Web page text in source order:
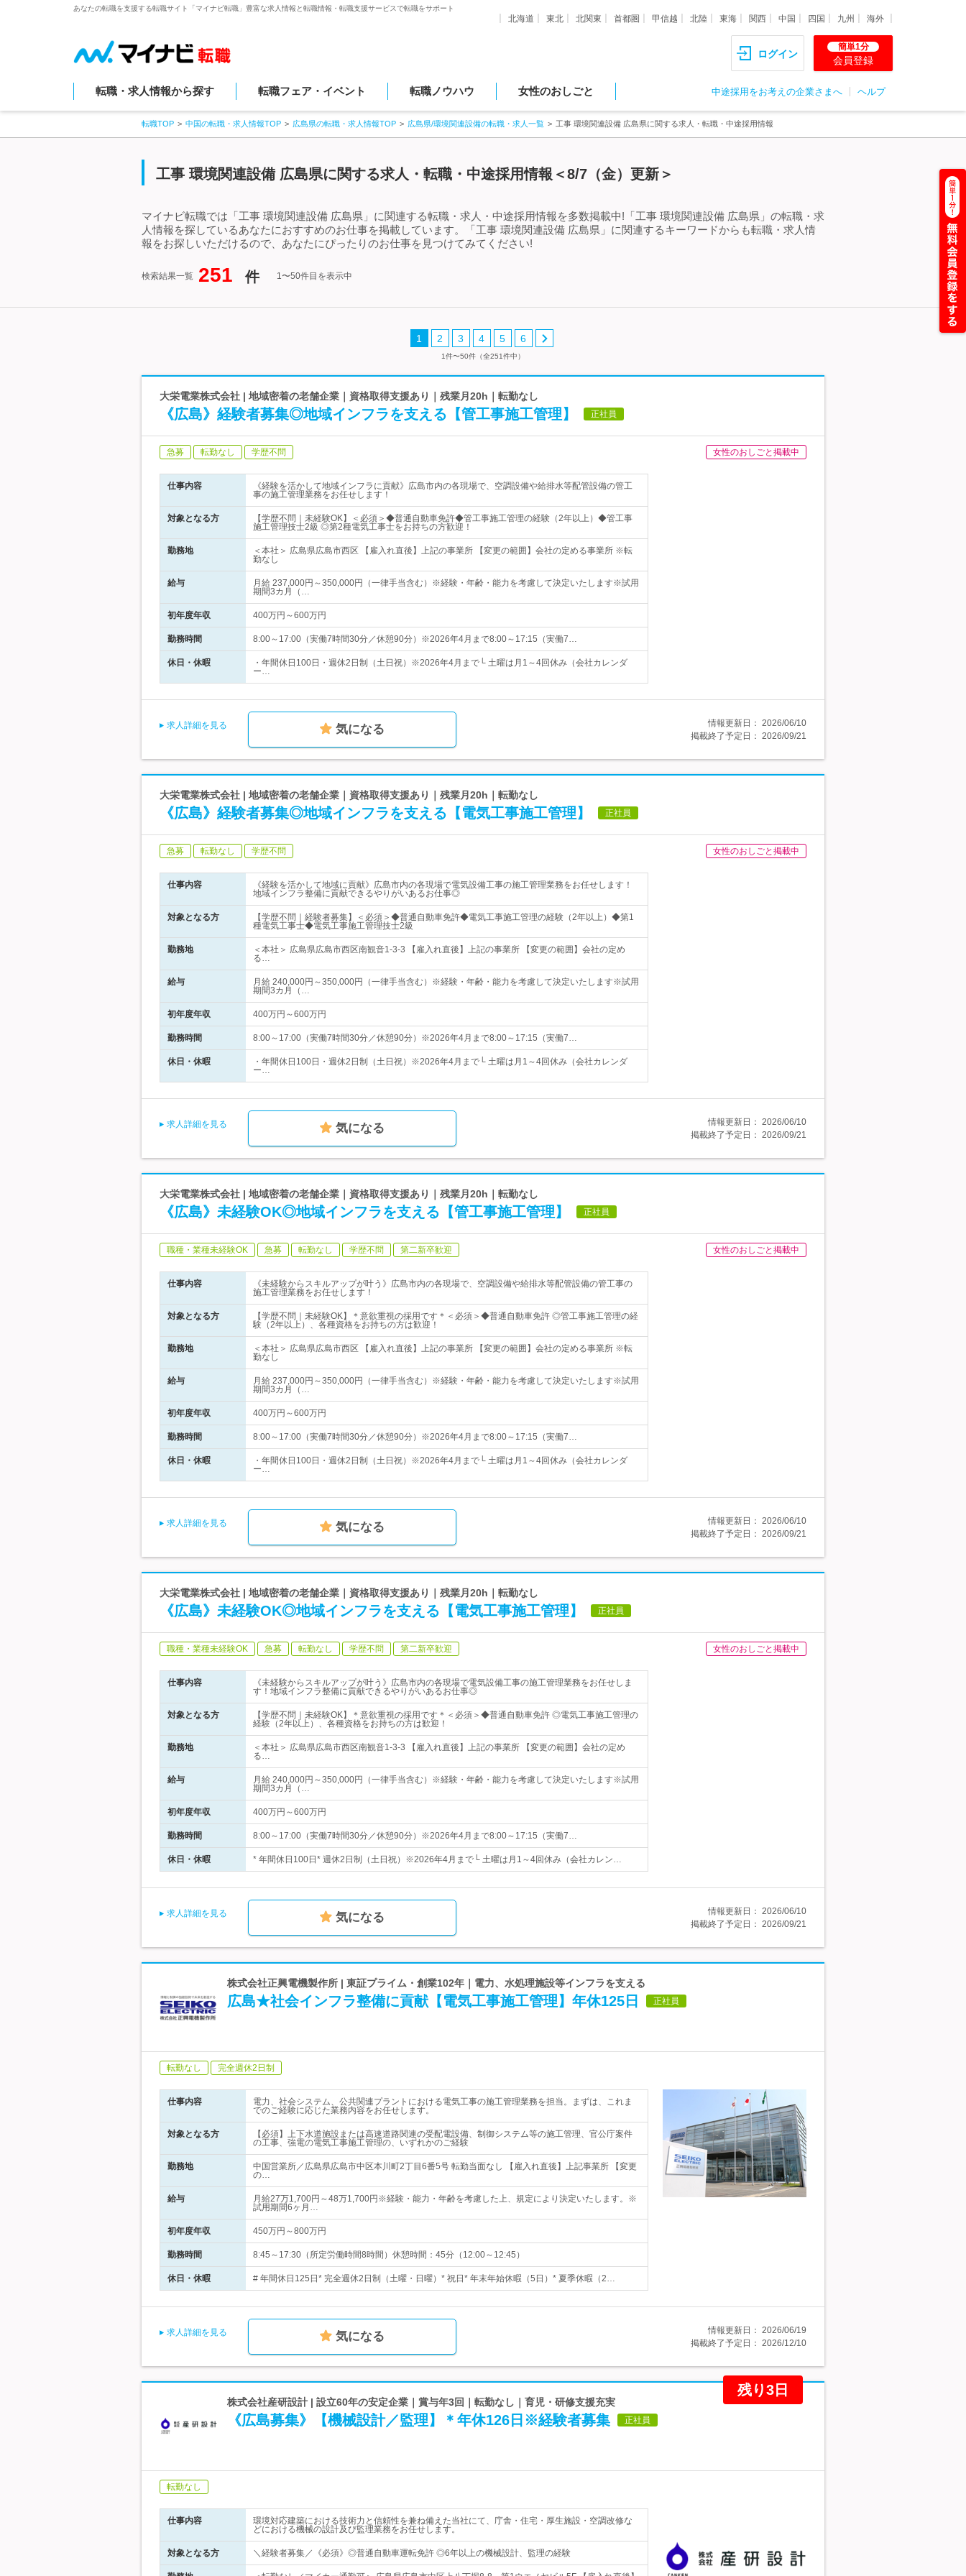
あなたの転職を支援する転職サイト「マイナビ転職」豊富な求人情報と転職情報・転職支援サービスで転職をサポート
北海道 東北 北関東 首都圏 甲信越 北陸 東海 関西 中国 四国 九州 海外
ログイン
簡単1分
会員登録
転職・求人情報から探す 転職フェア・イベント 転職ノウハウ 女性のおしごと 中途採用をお考えの企業さまへ ヘルプ
転職TOP 中国の転職・求人情報TOP 広島県の転職・求人情報TOP 広島県/環境関連設備の転職・求人一覧 工事 環境関連設備 広島県に関する求人・転職・中途採用情報
工事 環境関連設備 広島県に関する求人・転職・中途採用情報＜8/7（金）更新＞
マイナビ転職では「工事 環境関連設備 広島県」に関連する転職・求人・中途採用情報を多数掲載中!「工事 環境関連設備 広島県」の転職・求
人情報を探しているあなたにおすすめのお仕事を掲載しています。「工事 環境関連設備 広島県」に関連するキーワードからも転職・求人情
報をお探しいただけるので、あなたにぴったりのお仕事を見つけてみてください!
検索結果一覧 251 件 1〜50件目を表示中
1 2 3 4 5 6
1件〜50件（全251件中）
大栄電業株式会社 | 地域密着の老舗企業｜資格取得支援あり｜残業月20h｜転勤なし
《広島》経験者募集◎地域インフラを支える【管工事施工管理】 正社員
急募 転勤なし 学歴不問 女性のおしごと掲載中
仕事内容
《経験を活かして地域インフラに貢献》広島市内の各現場で、空調設備や給排水等配管設備の管工
事の施工管理業務をお任せします！
対象となる方
【学歴不問｜未経験OK】＜必須＞◆普通自動車免許◆管工事施工管理の経験（2年以上）◆管工事
施工管理技士2級 ◎第2種電気工事士をお持ちの方歓迎！
勤務地
＜本社＞ 広島県広島市西区 【雇入れ直後】上記の事業所 【変更の範囲】会社の定める事業所 ※転
勤なし
給与
月給 237,000円～350,000円（一律手当含む）※経験・年齢・能力を考慮して決定いたします※試用
期間3カ月（…
初年度年収 400万円～600万円
勤務時間 8:00～17:00（実働7時間30分／休憩90分）※2026年4月まで8:00～17:15（実働7…
休日・休暇
・年間休日100日・週休2日制（土日祝）※2026年4月まで└ 土曜は月1～4回休み（会社カレンダ
ー…
求人詳細を見る 気になる 情報更新日： 2026/06/10
掲載終了予定日： 2026/09/21
大栄電業株式会社 | 地域密着の老舗企業｜資格取得支援あり｜残業月20h｜転勤なし
《広島》経験者募集◎地域インフラを支える【電気工事施工管理】 正社員
急募 転勤なし 学歴不問 女性のおしごと掲載中
仕事内容
《経験を活かして地域に貢献》広島市内の各現場で電気設備工事の施工管理業務をお任せします！
地域インフラ整備に貢献できるやりがいあるお仕事◎
対象となる方
【学歴不問｜経験者募集】＜必須＞◆普通自動車免許◆電気工事施工管理の経験（2年以上）◆第1
種電気工事士◆電気工事施工管理技士2級
勤務地
＜本社＞ 広島県広島市西区南観音1-3-3 【雇入れ直後】上記の事業所 【変更の範囲】会社の定め
る…
給与
月給 240,000円～350,000円（一律手当含む）※経験・年齢・能力を考慮して決定いたします※試用
期間3カ月（…
初年度年収 400万円～600万円
勤務時間 8:00～17:00（実働7時間30分／休憩90分）※2026年4月まで8:00～17:15（実働7…
休日・休暇
・年間休日100日・週休2日制（土日祝）※2026年4月まで└ 土曜は月1～4回休み（会社カレンダ
ー…
求人詳細を見る 気になる 情報更新日： 2026/06/10
掲載終了予定日： 2026/09/21
大栄電業株式会社 | 地域密着の老舗企業｜資格取得支援あり｜残業月20h｜転勤なし
《広島》未経験OK◎地域インフラを支える【管工事施工管理】 正社員
職種・業種未経験OK 急募 転勤なし 学歴不問 第二新卒歓迎 女性のおしごと掲載中
仕事内容
《未経験からスキルアップが叶う》広島市内の各現場で、空調設備や給排水等配管設備の管工事の
施工管理業務をお任せします！
対象となる方
【学歴不問｜未経験OK】＊意欲重視の採用です＊＜必須＞◆普通自動車免許 ◎管工事施工管理の経
験（2年以上）、各種資格をお持ちの方は歓迎！
勤務地
＜本社＞ 広島県広島市西区 【雇入れ直後】上記の事業所 【変更の範囲】会社の定める事業所 ※転
勤なし
給与
月給 237,000円～350,000円（一律手当含む）※経験・年齢・能力を考慮して決定いたします※試用
期間3カ月（…
初年度年収 400万円～600万円
勤務時間 8:00～17:00（実働7時間30分／休憩90分）※2026年4月まで8:00～17:15（実働7…
休日・休暇
・年間休日100日・週休2日制（土日祝）※2026年4月まで└ 土曜は月1～4回休み（会社カレンダ
ー…
求人詳細を見る 気になる 情報更新日： 2026/06/10
掲載終了予定日： 2026/09/21
大栄電業株式会社 | 地域密着の老舗企業｜資格取得支援あり｜残業月20h｜転勤なし
《広島》未経験OK◎地域インフラを支える【電気工事施工管理】 正社員
職種・業種未経験OK 急募 転勤なし 学歴不問 第二新卒歓迎 女性のおしごと掲載中
仕事内容
《未経験からスキルアップが叶う》広島市内の各現場で電気設備工事の施工管理業務をお任せしま
す！地域インフラ整備に貢献できるやりがいあるお仕事◎
対象となる方
【学歴不問｜未経験OK】＊意欲重視の採用です＊＜必須＞◆普通自動車免許 ◎電気工事施工管理の
経験（2年以上）、各種資格をお持ちの方は歓迎！
勤務地
＜本社＞ 広島県広島市西区南観音1-3-3 【雇入れ直後】上記の事業所 【変更の範囲】会社の定め
る…
給与
月給 240,000円～350,000円（一律手当含む）※経験・年齢・能力を考慮して決定いたします※試用
期間3カ月（…
初年度年収 400万円～600万円
勤務時間 8:00～17:00（実働7時間30分／休憩90分）※2026年4月まで8:00～17:15（実働7…
休日・休暇 * 年間休日100日* 週休2日制（土日祝）※2026年4月まで└ 土曜は月1～4回休み（会社カレン…
求人詳細を見る 気になる 情報更新日： 2026/06/10
掲載終了予定日： 2026/09/21
株式会社正興電機製作所 | 東証プライム・創業102年｜電力、水処理施設等インフラを支える
広島★社会インフラ整備に貢献【電気工事施工管理】年休125日 正社員
転勤なし 完全週休2日制
仕事内容
電力、社会システム、公共関連プラントにおける電気工事の施工管理業務を担当。まずは、これま
でのご経験に応じた業務内容をお任せします。
対象となる方
【必須】上下水道施設または高速道路関連の受配電設備、制御システム等の施工管理、官公庁案件
の工事、強電の電気工事施工管理の、いずれかのご経験
勤務地
中国営業所／広島県広島市中区本川町2丁目6番5号 転勤当面なし 【雇入れ直後】上記事業所 【変更
の…
給与
月給27万1,700円～48万1,700円※経験・能力・年齢を考慮した上、規定により決定いたします。※
試用期間6ヶ月…
初年度年収 450万円～800万円
勤務時間 8:45～17:30（所定労働時間8時間）休憩時間：45分（12:00～12:45）
休日・休暇 # 年間休日125日* 完全週休2日制（土曜・日曜）* 祝日* 年末年始休暇（5日）* 夏季休暇（2…
求人詳細を見る 気になる 情報更新日： 2026/06/19
掲載終了予定日： 2026/12/10
残り3日
株式会社産研設計 | 設立60年の安定企業｜賞与年3回｜転勤なし｜育児・研修支援充実
《広島募集》【機械設計／監理】＊年休126日※経験者募集 正社員
転勤なし
仕事内容
環境対応建築における技術力と信頼性を兼ね備えた当社にて、庁舎・住宅・厚生施設・空調改修な
どにおける機械の設計及び監理業務をお任せします。
対象となる方 ＼経験者募集／《必須》◎普通自動車運転免許 ◎6年以上の機械設計、監理の経験